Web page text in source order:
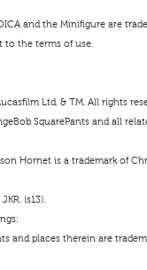
and the Minifigure are
to the terms of use.
Ltd. & TM. All rights
SquarePants and all
Hornet is a trademark of
(s13).
and places therein are